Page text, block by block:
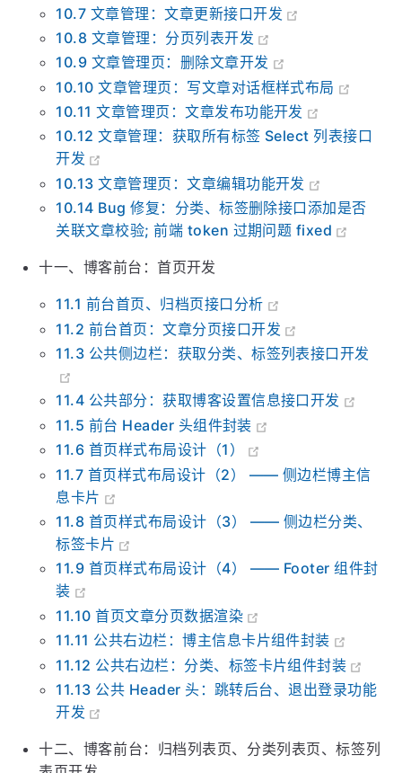
10.6 文章管理：获取文章详情接口开发
10.7 文章管理：文章更新接口开发
10.8 文章管理：分页列表开发
10.9 文章管理页：删除文章开发
10.10 文章管理页：写文章对话框样式布局
10.11 文章管理页：文章发布功能开发
10.12 文章管理：获取所有标签 Select 列表接口
开发
10.13 文章管理页：文章编辑功能开发
10.14 Bug 修复：分类、标签删除接口添加是否
关联文章校验; 前端 token 过期问题 fixed
十一、博客前台：首页开发
11.1 前台首页、归档页接口分析
11.2 前台首页：文章分页接口开发
11.3 公共侧边栏：获取分类、标签列表接口开发
11.4 公共部分：获取博客设置信息接口开发
11.5 前台 Header 头组件封装
11.6 首页样式布局设计（1）
11.7 首页样式布局设计（2） —— 侧边栏博主信
息卡片
11.8 首页样式布局设计（3） —— 侧边栏分类、
标签卡片
11.9 首页样式布局设计（4） —— Footer 组件封
装
11.10 首页文章分页数据渲染
11.11 公共右边栏：博主信息卡片组件封装
11.12 公共右边栏：分类、标签卡片组件封装
11.13 公共 Header 头：跳转后台、退出登录功能
开发